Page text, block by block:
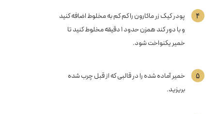
۴
پودر کیک زر ماکارون را کم کم به مخلوط اضافه کنید
و با دور کند همزن حدود ۱ دقیقه مخلوط کنید تا
خمیر یکنواخت شود.
۵
خمیر آماده شده را در قالبی که از قبل چرب شده
بریزید.